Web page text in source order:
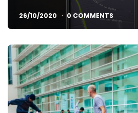
26/10/2020 0 COMMENTS